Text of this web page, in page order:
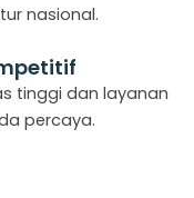
nasional.
tinggi dan layanan
percaya.